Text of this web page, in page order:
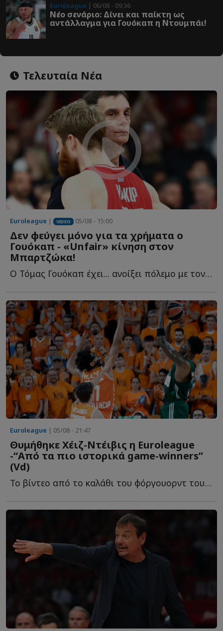
Euroleague | 06/08 - 09:36
Νέο σενάριο: Δίνει και παίκτη ως
αντάλλαγμα για Γουόκαπ η Ντουμπάι!
Τελευταία Νέα
Euroleague | VIDEO 05/08 - 15:00
Δεν φεύγει μόνο για τα χρήματα ο
Γουόκαπ - «Unfair» κίνηση στον
Μπαρτζώκα!
Ο Τόμας Γουόκαπ έχει... ανοίξει πόλεμο με τον Ολυμπιακό κ...
Euroleague | 05/08 - 21:47
Θυμήθηκε Χέιζ-Ντέιβις η Euroleague
-“Από τα πιο ιστορικά game-winners”
(Vd)
To βίντεο από το καλάθι του φόργουορντ του Παναθηναϊκού, π...